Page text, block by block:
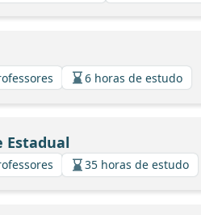
6 horas de estudo
Estadual
35 horas de estudo